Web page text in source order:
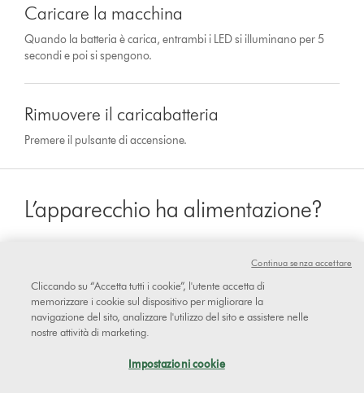
Caricare la macchina
Quando la batteria è carica, entrambi i LED si illuminano per 5
secondi e poi si spengono.
Rimuovere il caricabatteria
Premere il pulsante di accensione.
L’apparecchio ha alimentazione?
No
Cliccando su “Accetta tutti i cookie”, l'utente accetta di
memorizzare i cookie sul dispositivo per migliorare la
navigazione del sito, analizzare l'utilizzo del sito e assistere nelle
nostre attività di marketing.
Impostazioni cookie
Continua senza accettare